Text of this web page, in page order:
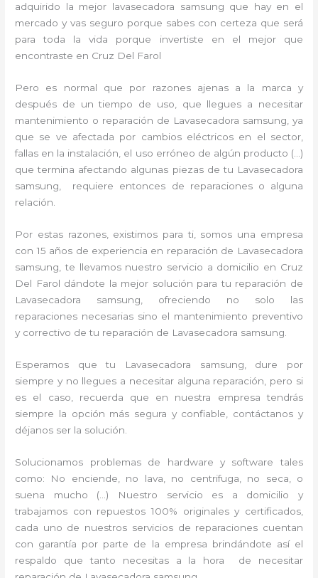
adquirido la mejor lavasecadora samsung que hay en el
mercado y vas seguro porque sabes con certeza que será
para toda la vida porque invertiste en el mejor que
encontraste en Cruz Del Farol
Pero es normal que por razones ajenas a la marca y
después de un tiempo de uso, que llegues a necesitar
mantenimiento o reparación de Lavasecadora samsung, ya
que se ve afectada por cambios eléctricos en el sector,
fallas en la instalación, el uso erróneo de algún producto (…)
que termina afectando algunas piezas de tu Lavasecadora
samsung, requiere entonces de reparaciones o alguna
relación.
Por estas razones, existimos para ti, somos una empresa
con 15 años de experiencia en reparación de Lavasecadora
samsung, te llevamos nuestro servicio a domicilio en Cruz
Del Farol dándote la mejor solución para tu reparación de
Lavasecadora samsung, ofreciendo no solo las
reparaciones necesarias sino el mantenimiento preventivo
y correctivo de tu reparación de Lavasecadora samsung.
Esperamos que tu Lavasecadora samsung, dure por
siempre y no llegues a necesitar alguna reparación, pero si
es el caso, recuerda que en nuestra empresa tendrás
siempre la opción más segura y confiable, contáctanos y
déjanos ser la solución.
Solucionamos problemas de hardware y software tales
como: No enciende, no lava, no centrifuga, no seca, o
suena mucho (…) Nuestro servicio es a domicilio y
trabajamos con repuestos 100% originales y certificados,
cada uno de nuestros servicios de reparaciones cuentan
con garantía por parte de la empresa brindándote así el
respaldo que tanto necesitas a la hora de necesitar